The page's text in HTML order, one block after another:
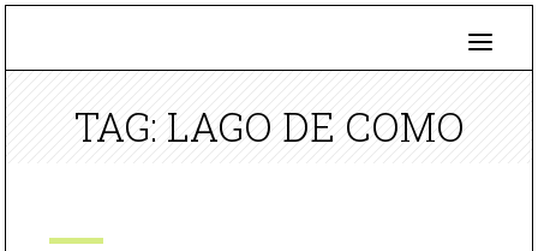
TAG: LAGO DE COMO